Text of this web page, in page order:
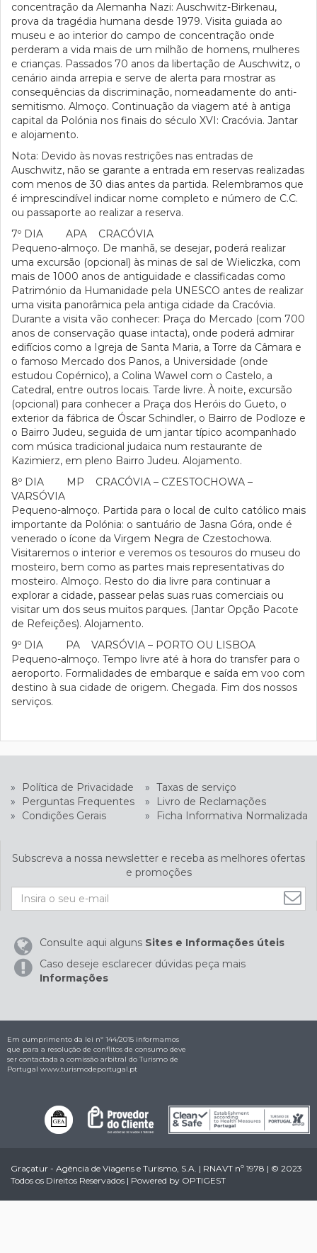
concentração da Alemanha Nazi: Auschwitz-Birkenau,
prova da tragédia humana desde 1979. Visita guiada ao
museu e ao interior do campo de concentração onde
perderam a vida mais de um milhão de homens, mulheres
e crianças. Passados 70 anos da libertação de Auschwitz, o
cenário ainda arrepia e serve de alerta para mostrar as
consequências da discriminação, nomeadamente do anti-
semitismo. Almoço. Continuação da viagem até à antiga
capital da Polónia nos finais do século XVI: Cracóvia. Jantar
e alojamento.
Nota: Devido às novas restrições nas entradas de
Auschwitz, não se garante a entrada em reservas realizadas
com menos de 30 dias antes da partida. Relembramos que
é imprescindível indicar nome completo e número de C.C.
ou passaporte ao realizar a reserva.
7º DIA APA CRACÓVIA
Pequeno-almoço. De manhã, se desejar, poderá realizar
uma excursão (opcional) às minas de sal de Wieliczka, com
mais de 1000 anos de antiguidade e classificadas como
Património da Humanidade pela UNESCO antes de realizar
uma visita panorâmica pela antiga cidade da Cracóvia.
Durante a visita vão conhecer: Praça do Mercado (com 700
anos de conservação quase intacta), onde poderá admirar
edifícios como a Igreja de Santa Maria, a Torre da Câmara e
o famoso Mercado dos Panos, a Universidade (onde
estudou Copérnico), a Colina Wawel com o Castelo, a
Catedral, entre outros locais. Tarde livre. À noite, excursão
(opcional) para conhecer a Praça dos Heróis do Gueto, o
exterior da fábrica de Óscar Schindler, o Bairro de Podloze e
o Bairro Judeu, seguida de um jantar típico acompanhado
com música tradicional judaica num restaurante de
Kazimierz, em pleno Bairro Judeu. Alojamento.
8º DIA MP CRACÓVIA – CZESTOCHOWA –
VARSÓVIA
Pequeno-almoço. Partida para o local de culto católico mais
importante da Polónia: o santuário de Jasna Góra, onde é
venerado o ícone da Virgem Negra de Czestochowa.
Visitaremos o interior e veremos os tesouros do museu do
mosteiro, bem como as partes mais representativas do
mosteiro. Almoço. Resto do dia livre para continuar a
explorar a cidade, passear pelas suas ruas comerciais ou
visitar um dos seus muitos parques. (Jantar Opção Pacote
de Refeições). Alojamento.
9º DIA PA VARSÓVIA – PORTO OU LISBOA
Pequeno-almoço. Tempo livre até à hora do transfer para o
aeroporto. Formalidades de embarque e saída em voo com
destino à sua cidade de origem. Chegada. Fim dos nossos
serviços.
» Política de Privacidade » Taxas de serviço
»
Perguntas Frequentes »
Livro de Reclamações
»
Condições Gerais » Ficha Informativa Normalizada
Subscreva a nossa newsletter e receba as melhores ofertas
e promoções
Consulte aqui alguns Sites e Informações úteis
Caso deseje esclarecer dúvidas peça mais
Informações
Em cumprimento da lei nº 144/2015 informamos
que para a resolução de conflitos de consumo deve
ser contactada a comissão arbitral do Turismo de
Portugal www.turismodeportugal.pt
Graçatur - Agência de Viagens e Turismo, S.A. | RNAVT nº 1978 | © 2023
Todos os Direitos Reservados | Powered by OPTIGEST